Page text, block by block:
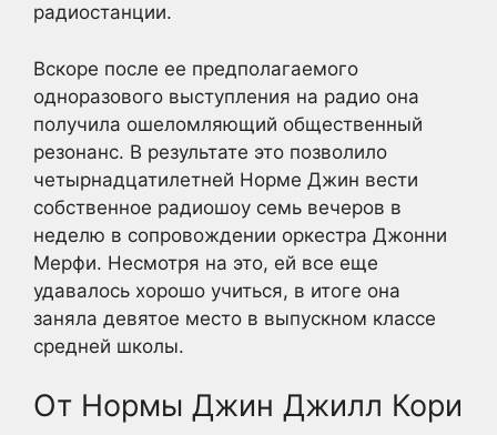
радиостанции.
Вскоре после ее предполагаемого
одноразового выступления на радио она
получила ошеломляющий общественный
резонанс. В результате это позволило
четырнадцатилетней Норме Джин вести
собственное радиошоу семь вечеров в
неделю в сопровождении оркестра Джонни
Мерфи. Несмотря на это, ей все еще
удавалось хорошо учиться, в итоге она
заняла девятое место в выпускном классе
средней школы.
От Нормы Джин Джилл Кори